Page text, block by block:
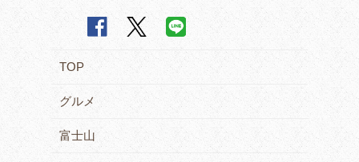
TOP
グルメ
富士山